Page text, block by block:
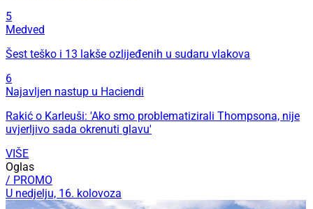
5
Medved
Šest teško i 13 lakše ozlijeđenih u sudaru vlakova
6
Najavljen nastup u Haciendi
Rakić o Karleuši: 'Ako smo problematizirali Thompsona, nije
uvjerljivo sada okrenuti glavu'
VIŠE
Oglas
/ PROMO
U nedjelju, 16. kolovoza